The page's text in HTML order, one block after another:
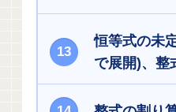
恒等式の未
で展開)、整